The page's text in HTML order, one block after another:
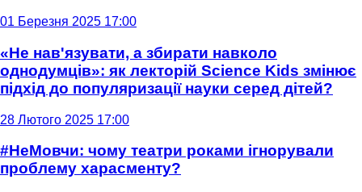
01 Березня 2025 17:00
«Не нав'язувати, а збирати навколо
однодумців»: як лекторій Science Kids змінює
підхід до популяризації науки серед дітей?
28 Лютого 2025 17:00
#НеМовчи: чому театри роками ігнорували
проблему харасменту?